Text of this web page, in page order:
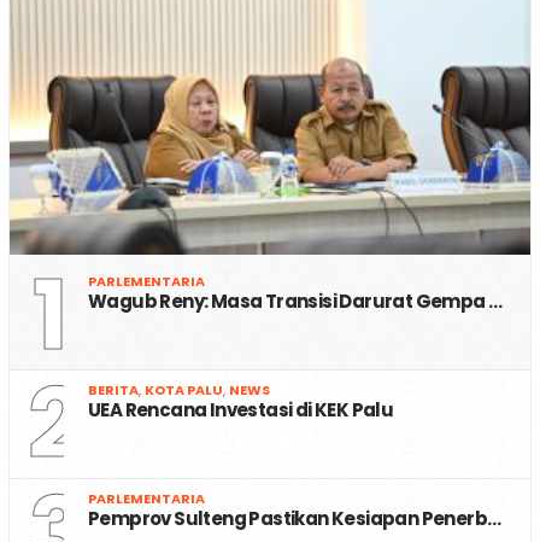
1 PARLEMENTARIA
Wagub Reny: Masa Transisi Darurat Gempa …
2 BERITA, KOTA PALU, NEWS
UEA Rencana Investasi di KEK Palu
PARLEMENTARIA
Pemprov Sulteng Pastikan Kesiapan Penerb…